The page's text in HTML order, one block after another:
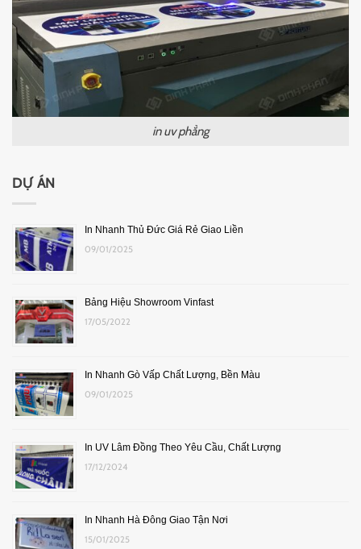
in uv phẳng
DỰ ÁN
In Nhanh Thủ Đức Giá Rẻ Giao Liền
09/01/2025
Bảng Hiệu Showroom Vinfast
17/05/2022
In Nhanh Gò Vấp Chất Lượng, Bền Màu
09/01/2025
In UV Lâm Đồng Theo Yêu Cầu, Chất Lượng
17/12/2024
In Nhanh Hà Đông Giao Tận Nơi
15/01/2025